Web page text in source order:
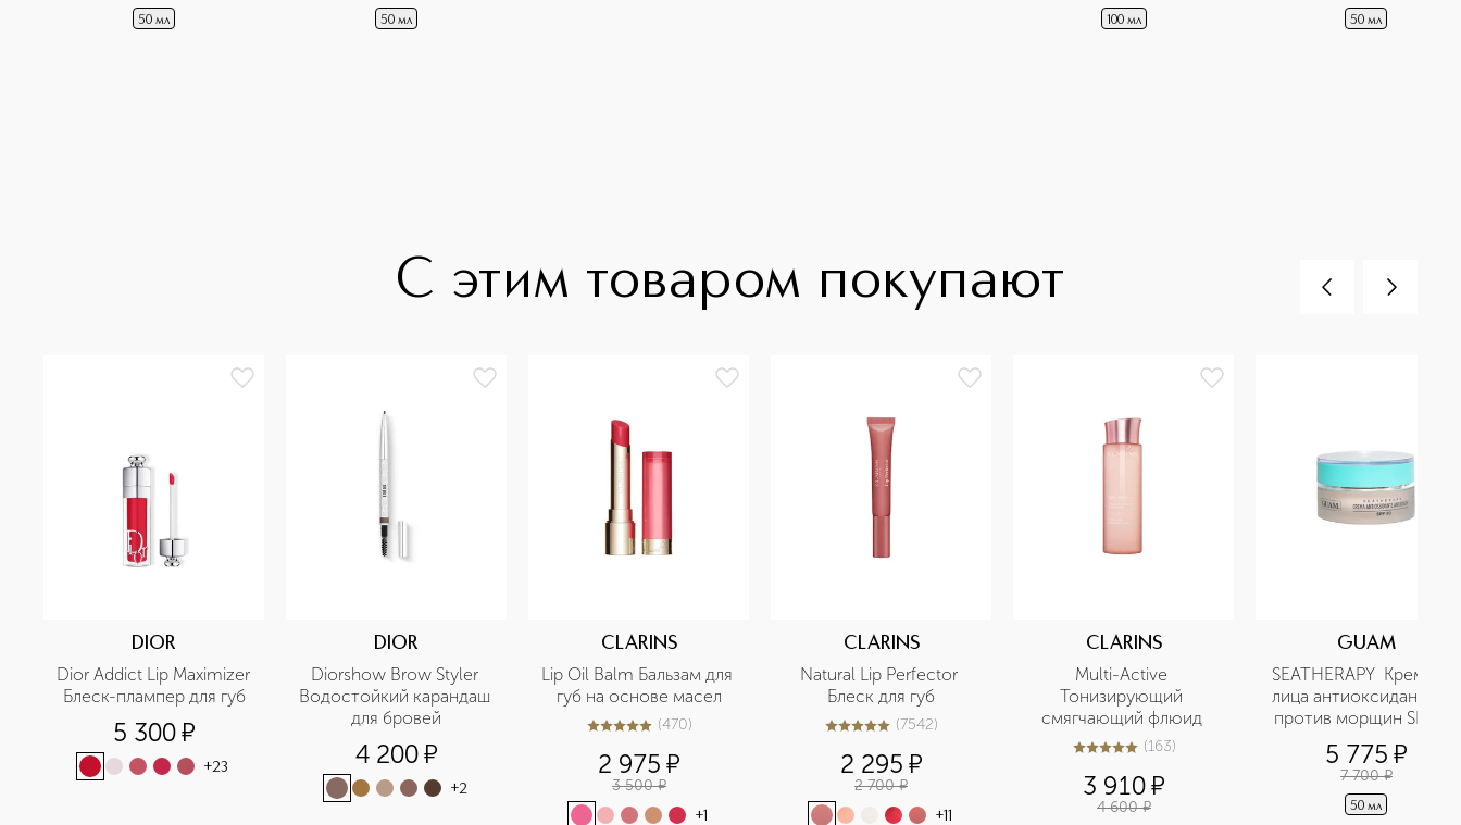
50 мл 50 мл 100 мл 50 мл
С этим товаром покупают
DIOR
Dior Addict Lip Maximizer
Блеск-плампер для губ
5 300¤
+23
DIOR
Diorshow Brow Styler
Водостойкий карандаш
для бровей
4 200¤
+2
CLARINS
Lip Oil Balm Бальзам для
губ на основе масел
4.9из5470 (470)
2 975 ¤
3 500 ¤
+1
CLARINS
Natural Lip Perfector
Блеск для губ
5из 57542 (7542)
2 295 ¤
2 700 ¤
+11
CLARINS
Multi-Active
Тонизирующий
смягчающий флюид
5из 5163 (163)
3 910¤
4 600 ¤
GUAM
SEATHERAPY  Крем для
лица антиоксидантный
5 775 ¤
7 700 ¤
50 мл